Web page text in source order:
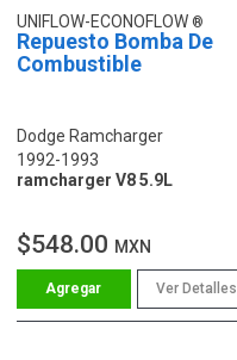
UNIFLOW-ECONOFLOW
Repuesto Bomba De
Combustible
Dodge Ramcharger
1992-1993
ramcharger V8 5.9L
$548.00 MXN
Ver Detalles